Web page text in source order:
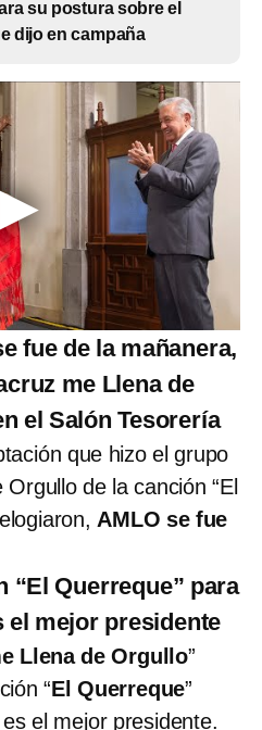
su postura sobre el
dijo en campaña
fue de la mañanera,
me Llena de
el Salón Tesorería
que hizo el grupo
de la canción “El
AMLO se fue
“El Querreque” para
el mejor presidente
Llena de Orgullo”
“El Querreque”
el mejor presidente.